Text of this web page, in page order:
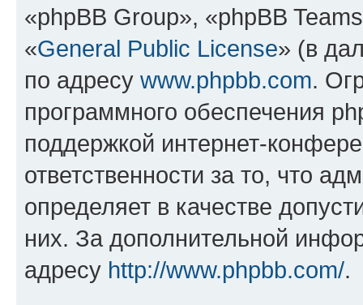
«phpBB Group», «phpBB
«General Public License» (в
по адресу www.phpbb.com.
программного обеспечения
поддержкой интернет-
ответственности за то, что
определяет в качестве
них. За дополнительной
адресу http://www.phpbb.com/.